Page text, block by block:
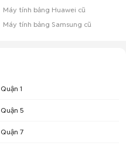
Máy tính bảng Huawei cũ
Máy tính bảng Samsung cũ
Quận 1
Quận 5
Quận 7